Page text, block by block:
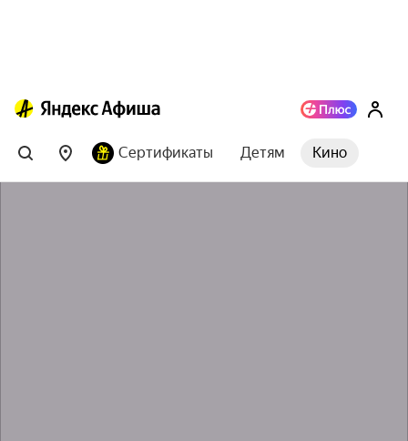
Сертификаты Детям Кино